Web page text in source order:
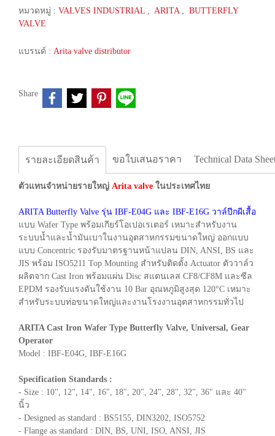
หมวดหมู่ : VALVES INDUSTRIAL , ARITA , BUTTERFLY
VALVE
แบรนด์ : Arita valve distributor
Share
รายละเอียดสินค้า ขอใบเสนอราคา Technical Data
ตัวแทนจำหน่ายรายใหญ่ Arita valve ในประเทศไทย
ARITA Butterfly Valve รุ่น IBF-E04G และ IBF-E16G วาล์ปีกผีเสื้อ
แบบ Wafer Type พร้อมเกียร์โอเปอเรเตอร์ เหมาะสำหรับงาน
ระบบน้ำและน้ำมันเบาในงานอุตสาหกรรมขนาดใหญ่ ออกแบบ
แบบ Concentric รองรับมาตรฐานหน้าแปลน DIN, ANSI, BS และ
JIS พร้อม ISO5211 Top Mounting สำหรับติดตั้ง Actuator ตัววาล์ว
ผลิตจาก Cast Iron พร้อมแผ่น Disc สแตนเลส CF8/CF8M และซีล
EPDM รองรับแรงดันใช้งาน 10 Bar อุณหภูมิสูงสุด 120°C เหมาะ
สำหรับระบบท่อขนาดใหญ่และงานโรงงานอุตสาหกรรมทั่วไป
ARITA Cast Iron Wafer Type Butterfly Valve, Universal, Gear
Operator
Model : IBF-E04G, IBF-E16G
Specification Standards :
- Size : 10", 12", 14", 16", 18", 20", 24", 28", 32", 36" และ 40"
นิ้ว
- Designed as standard : BS5155, DIN3202, ISO5752
- Flange as standard : DIN, BS, UNI, ISO, ANSI, JIS